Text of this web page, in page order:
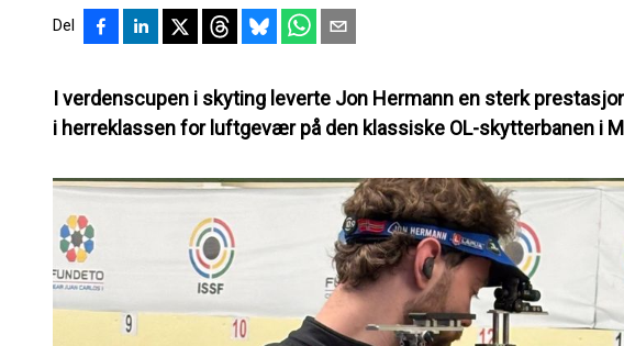
Del
I verdenscupen i skyting leverte Jon Hermann en sterk
i herreklassen for luftgevær på den klassiske OL-skytterbanen i